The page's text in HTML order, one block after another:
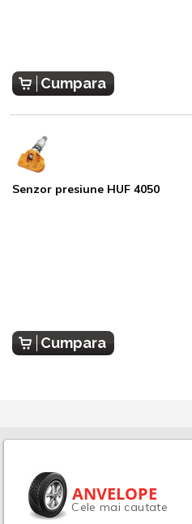
Cumpara
Senzor presiune HUF 4050
Cumpara
ANVELOPE
Cele mai cautate